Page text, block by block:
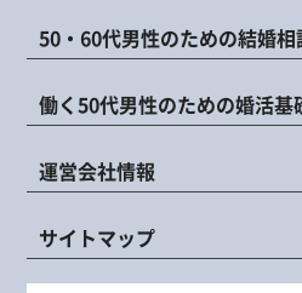
50・60代男性のための結婚
働く50代男性のための婚活基
運営会社情報
サイトマップ